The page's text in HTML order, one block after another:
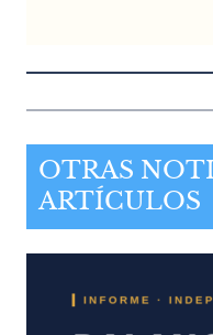
OTRAS
ARTÍCULOS